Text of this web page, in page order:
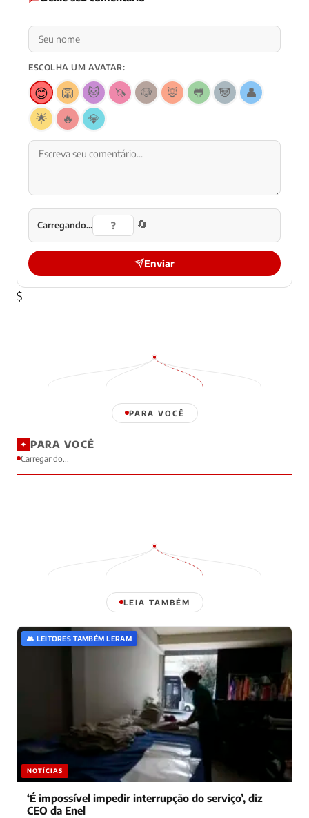
ESCOLHA UM AVATAR:
😊 🦁 🐱 🦄 🐶 🦊 🐸 🐼
👤
🌟
🔥 💎
Carregando... 🔄
Enviar
$
PARA VOCÊ
✦ PARA VOCÊ
Carregando...
LEIA TAMBÉM
👥 LEITORES TAMBÉM LERAM
NOTÍCIAS
‘É impossível impedir interrupção do serviço’, diz
CEO da Enel